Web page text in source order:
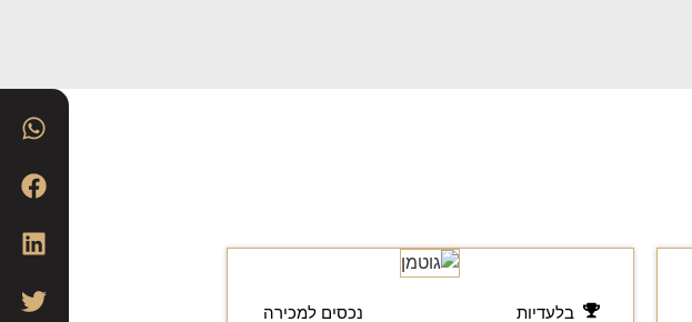
בלעדיות נכסים למכירה